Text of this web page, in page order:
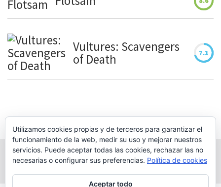
Vultures: Scavengers
of Death
7.1
Utilizamos cookies propias y de terceros para garantizar el
funcionamiento de la web, medir su uso y mejorar nuestros
servicios. Puede aceptar todas las cookies, rechazar las no
necesarias o configurar sus preferencias. Política de cookies
Aceptar todo